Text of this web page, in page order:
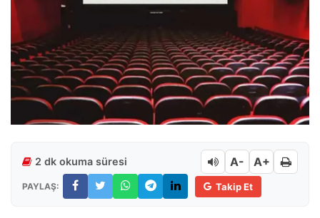
2 dk okuma süresi A- A+
PAYLAŞ: Takip Et